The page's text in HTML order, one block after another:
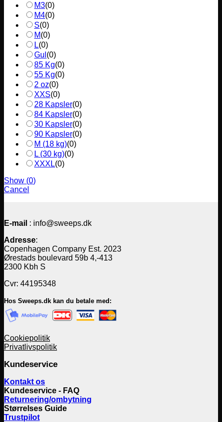
M3(0)
M4(0)
S(0)
M(0)
L(0)
Gul (0)
85 Kg(0)
55 Kg(0)
2 oz(0)
XXS(0)
28 Kapsler(0)
84 Kapsler(0)
30 Kapsler(0)
90 Kapsler(0)
M (18 kg)(0)
L (30 kg)(0)
XXXL(0)
Show (0)
Cancel
E-mail : info@sweeps.dk
Adresse:
Copenhagen Company Est. 2023
Ørestads boulevard 59b 4,-413
2300 Kbh S
Cvr: 44195348
Hos Sweeps.dk kan du betale med:
Cookiepolitik
Privatlivspolitik
Kundeservice
Kontakt os
Kundeservice - FAQ
Returnering/ombytning
Størrelses Guide
Trustpilot